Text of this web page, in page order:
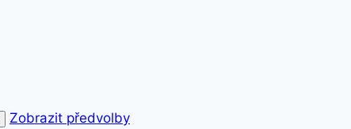
Zobrazit předvolby